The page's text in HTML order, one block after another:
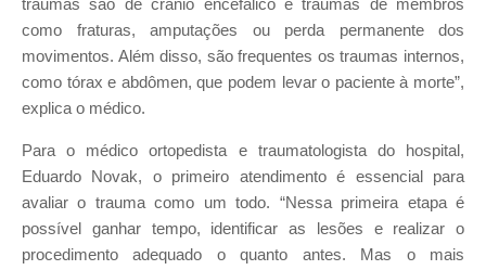
traumas são de crânio encefálico e traumas de membros
como fraturas, amputações ou perda permanente dos
movimentos. Além disso, são frequentes os traumas internos,
como tórax e abdômen, que podem levar o paciente à morte”,
explica o médico.
Para o médico ortopedista e traumatologista do hospital,
Eduardo Novak, o primeiro atendimento é essencial para
avaliar o trauma como um todo. “Nessa primeira etapa é
possível ganhar tempo, identificar as lesões e realizar o
procedimento adequado o quanto antes. Mas o mais